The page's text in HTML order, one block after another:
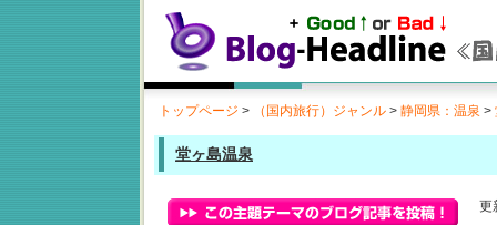
トップページ > （国内旅行）ジャンル > 静岡県：温泉 >
堂ヶ島温泉
更